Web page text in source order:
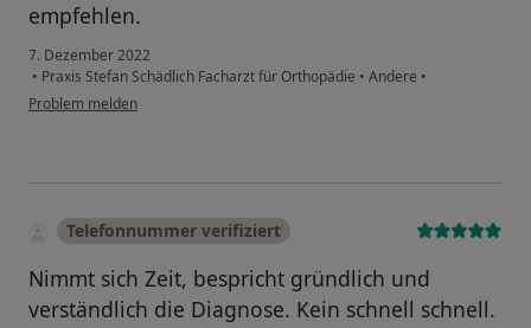
empfehlen.
7. Dezember 2022
• Praxis Stefan Schädlich Facharzt für Orthopädie • Andere •
Problem melden
Telefonnummer verifiziert
Nimmt sich Zeit, bespricht gründlich und
verständlich die Diagnose. Kein schnell schnell.